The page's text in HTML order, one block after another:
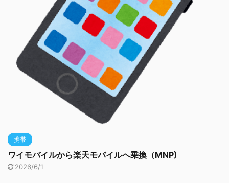
携帯
ワイモバイルから楽天モバイルへ乗換（MNP)
2026/6/1